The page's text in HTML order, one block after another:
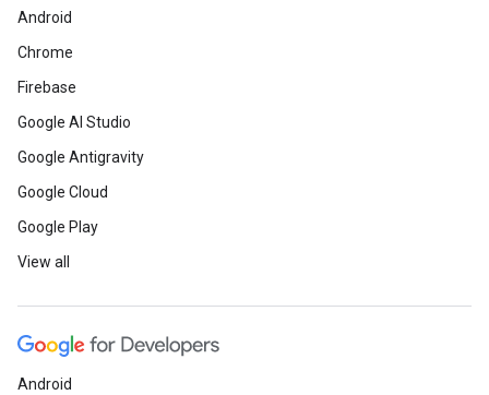
Android
Chrome
Firebase
Google AI Studio
Google Antigravity
Google Cloud
Google Play
View all
Android